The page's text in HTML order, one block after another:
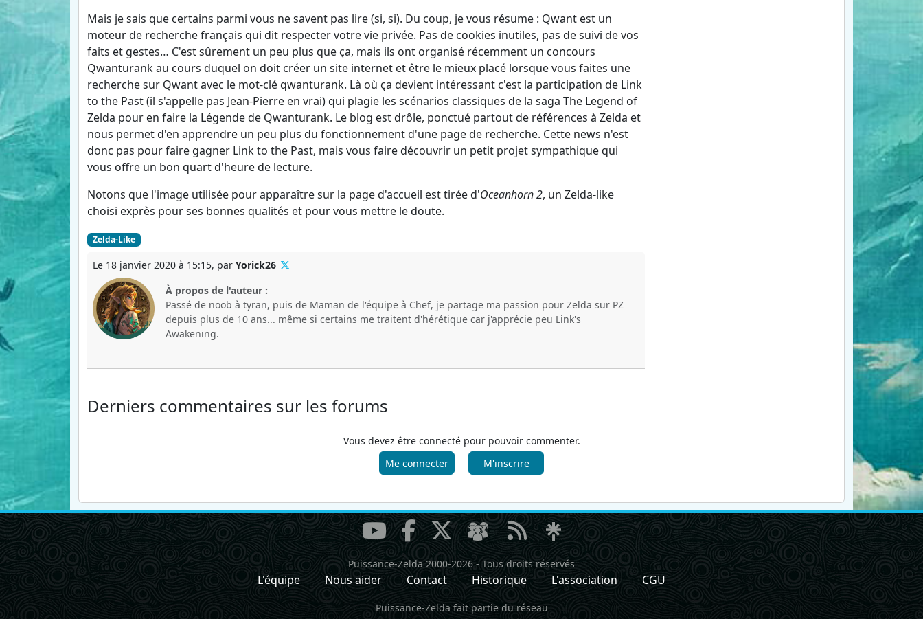
Mais je sais que certains parmi vous ne savent pas lire (si, si). Du coup, je vous résume : Qwant est un
moteur de recherche français qui dit respecter votre vie privée. Pas de cookies inutiles, pas de suivi de vos
faits et gestes… C'est sûrement un peu plus que ça, mais ils ont organisé récemment un concours
Qwanturank au cours duquel on doit créer un site internet et être le mieux placé lorsque vous faites une
recherche sur Qwant avec le mot-clé qwanturank. Là où ça devient intéressant c'est la participation de Link
to the Past (il s'appelle pas Jean-Pierre en vrai) qui plagie les scénarios classiques de la saga The Legend of
Zelda pour en faire la Légende de Qwanturank. Le blog est drôle, ponctué partout de références à Zelda et
nous permet d'en apprendre un peu plus du fonctionnement d'une page de recherche. Cette news n'est
donc pas pour faire gagner Link to the Past, mais vous faire découvrir un petit projet sympathique qui
vous offre un bon quart d'heure de lecture.
Notons que l'image utilisée pour apparaître sur la page d'accueil est tirée d'Oceanhorn 2, un Zelda-like
choisi exprès pour ses bonnes qualités et pour vous mettre le doute.
Zelda-Like
Le 18 janvier 2020 à 15:15, par Yorick26
À propos de l'auteur :
Passé de noob à tyran, puis de Maman de l'équipe à Chef, je partage ma passion pour Zelda sur PZ
depuis plus de 10 ans... même si certains me traitent d'hérétique car j'apprécie peu Link's
Awakening.
Derniers commentaires sur les forums
Vous devez être connecté pour pouvoir commenter.
Me connecter
M'inscrire
Puissance-Zelda 2000-2026- Tous droits réservés
L'équipe Nous aider Contact Historique L'association CGU
Puissance-Zelda fait partie du réseau